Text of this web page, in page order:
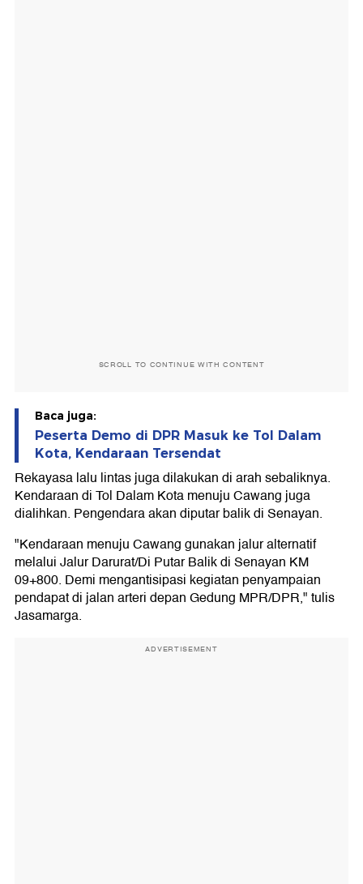
SCROLL TO CONTINUE WITH CONTENT
Baca juga:
Peserta Demo di DPR Masuk ke Tol Dalam
Kota, Kendaraan Tersendat
Rekayasa lalu lintas juga dilakukan di arah sebaliknya.
Kendaraan di Tol Dalam Kota menuju Cawang juga
dialihkan. Pengendara akan diputar balik di Senayan.
"Kendaraan menuju Cawang gunakan jalur alternatif
melalui Jalur Darurat/Di Putar Balik di Senayan KM
09+800. Demi mengantisipasi kegiatan penyampaian
pendapat di jalan arteri depan Gedung MPR/DPR," tulis
Jasamarga.
ADVERTISEMENT